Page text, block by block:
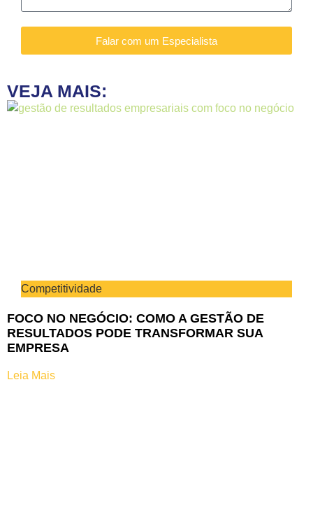
Falar com um Especialista
VEJA MAIS:
Competitividade
FOCO NO NEGÓCIO: COMO A GESTÃO DE
RESULTADOS PODE TRANSFORMAR SUA
EMPRESA
Leia Mais